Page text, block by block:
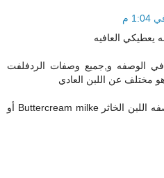
يعطيكي العافيه
في الوصفه و,جميع وصفات الردفلفت
مختلف عن اللبن العادي
فهل المقصود في هذه الوصفه اللبن الخاثر Buttercream milke أو